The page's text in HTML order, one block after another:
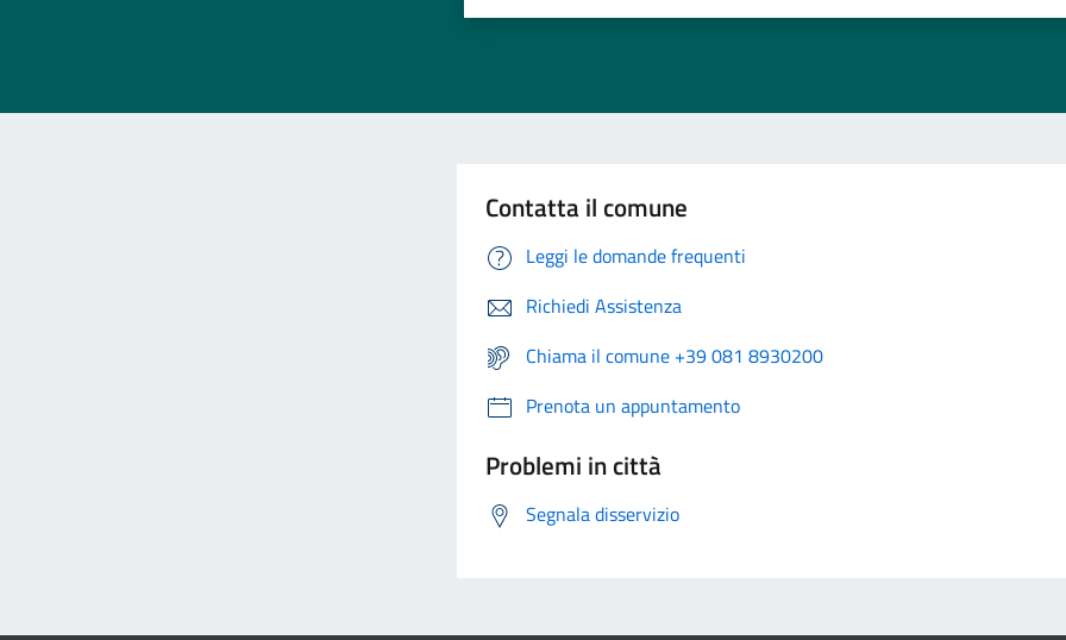
Contatta il comune
Leggi le domande frequenti
Richiedi Assistenza
Chiama il comune +39 081 8930200
Prenota un appuntamento
Problemi in città
Segnala disservizio